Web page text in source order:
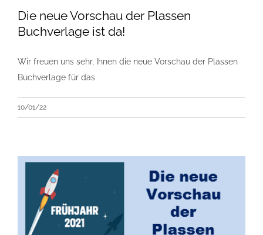
Die neue Vorschau der Plassen
Buchverlage ist da!
Wir freuen uns sehr, Ihnen die neue Vorschau der Plassen
Buchverlage für das
10/01/22